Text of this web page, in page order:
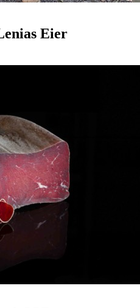
Eier